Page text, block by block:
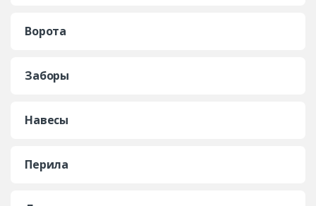
Ворота
Заборы
Навесы
Перила